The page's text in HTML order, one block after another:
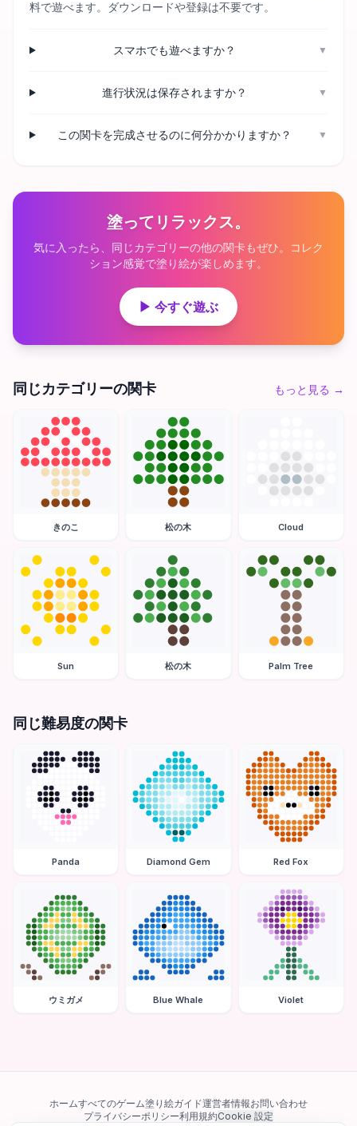
料で遊べます。ダウンロードや登録は不要です。
スマホでも遊べますか？ ▼
進行状況は保存されますか？ ▼
この関卡を完成させるのに何分かかりますか？ ▼
塗ってリラックス。
気に入ったら、同じカテゴリーの他の関卡もぜひ。コレク
ション感覚で塗り絵が楽しめます。
▶ 今すぐ遊ぶ
同じカテゴリーの関卡 もっと見る →
きのこ 松の木 Cloud
Sun 松の木 Palm Tree
同じ難易度の関卡
Panda Diamond Gem Red Fox
ウミガメ Blue Whale Violet
ホームすべてのゲーム塗り絵ガイド運営者情報お問い合わせ
プライバシーポリシー利用規約Cookie 設定